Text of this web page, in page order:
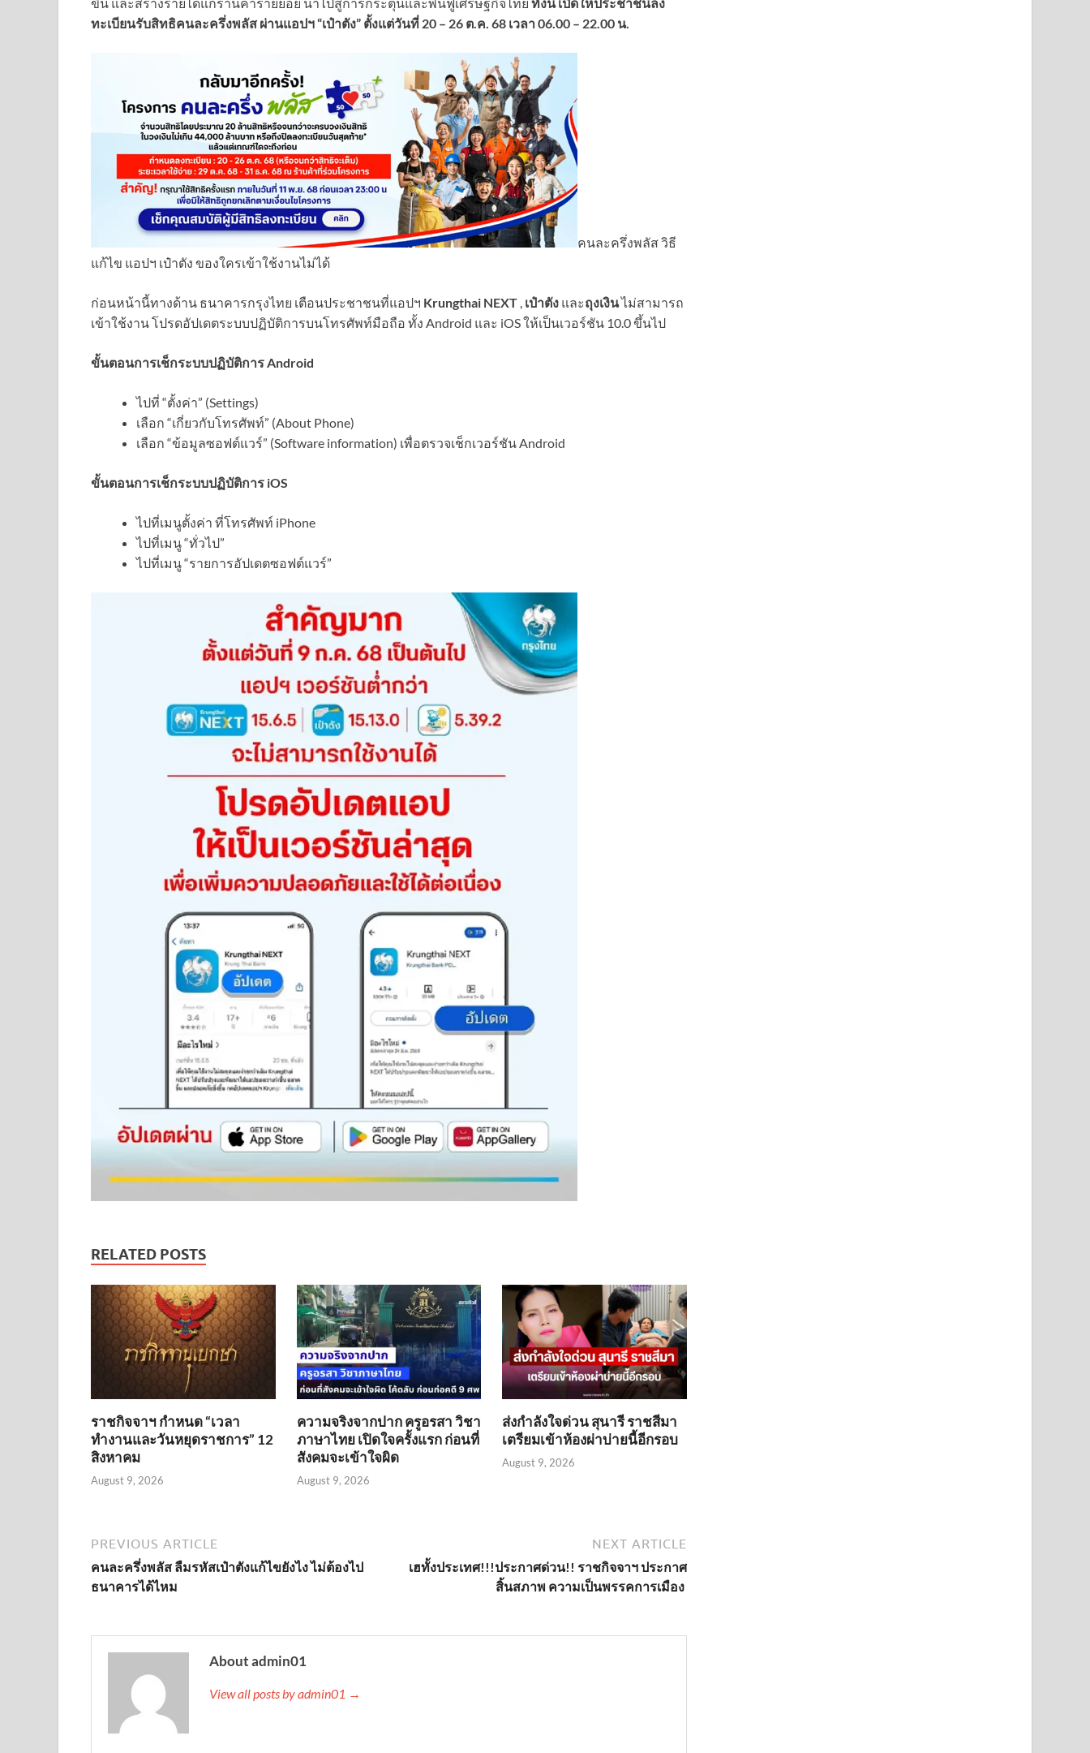
ขึ้น และสร้างรายได้แก่ร้านค้ารายย่อย นำไปสู่การกระตุ้นและพื้นฟูเศรษฐกิจไทย ทั้งนี้ เปิดให้ประชาชนลง
ทะเบียนรับสิทธิคนละครึ่งพลัส ผ่านแอปฯ “เป๋าตัง” ตั้งแต่วันที่ 20 – 26 ต.ค. 68 เวลา 06.00 – 22.00 น.
คนละครึ่งพลัส วิธี
แก้ไข แอปฯ เป๋าตัง ของใครเข้าใช้งานไม่ได้
ก่อนหน้านี้ทางด้าน ธนาคารกรุงไทย เตือนประชาชนที่แอปฯ Krungthai NEXT , เป๋าตัง และถุงเงินไม่สามารถ
เข้าใช้งาน โปรดอัปเดตระบบปฏิบัติการบนโทรศัพท์มือถือ ทั้ง Android และ iOS ให้เป็นเวอร์ชัน 10.0 ขึ้นไป
ขั้นตอนการเช็กระบบปฏิบัติการ Android
ไปที่ “ตั้งค่า” (Settings)
เลือก “เกี่ยวกับโทรศัพท์” (About Phone)
เลือก “ข้อมูลซอฟต์แวร์” (Software information) เพื่อตรวจเช็กเวอร์ชัน Android
ขั้นตอนการเช็กระบบปฏิบัติการ iOS
ไปที่เมนูตั้งค่า ที่โทรศัพท์ iPhone
ไปที่เมนู “ทั่วไป”
ไปที่เมนู “รายการอัปเดตซอฟต์แวร์”
RELATED POSTS
ราชกิจจาฯ กำหนด “เวลา
ทำงานและวันหยุดราชการ” 12
สิงหาคม
August 9, 2026
ความจริงจากปาก ครูอรสา วิชา
ภาษาไทย เปิดใจครั้งแรก ก่อนที่
สังคมจะเข้าใจผิด
August 9, 2026
ส่งกำลังใจด่วน สุนารี ราชสีมา
เตรียมเข้าห้องผ่าบ่ายนี้อีกรอบ
August 9, 2026
PREVIOUS ARTICLE
คนละครึ่งพลัส ลืมรหัสเป๋าตังแก้ไขยังไง ไม่ต้องไป
ธนาคารได้ไหม
NEXT ARTICLE
เฮทั้งประเทศ!!!ประกาศด่วน!! ราชกิจจาฯ ประกาศ
สิ้นสภาพ ความเป็นพรรคการเมือง
About admin01
View all posts by admin01 →